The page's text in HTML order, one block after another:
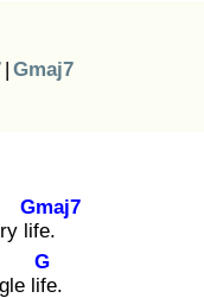
| Gmaj7
life
Gmaj7
.
life
G
.